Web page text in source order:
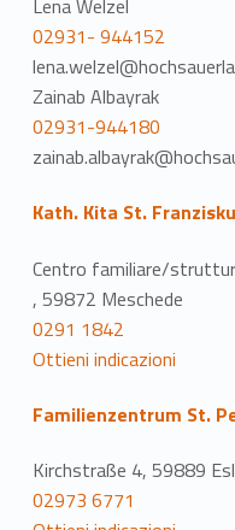
Lena Welzel
02931- 944152
Zainab Albayrak
02931-944180
Kath. Kita St.
Centro familiare/
, 59872 Meschede
0291 1842
Ottieni indicazioni
Familienzentrum St.
Kirchstraße 4, 59889
02973 6771